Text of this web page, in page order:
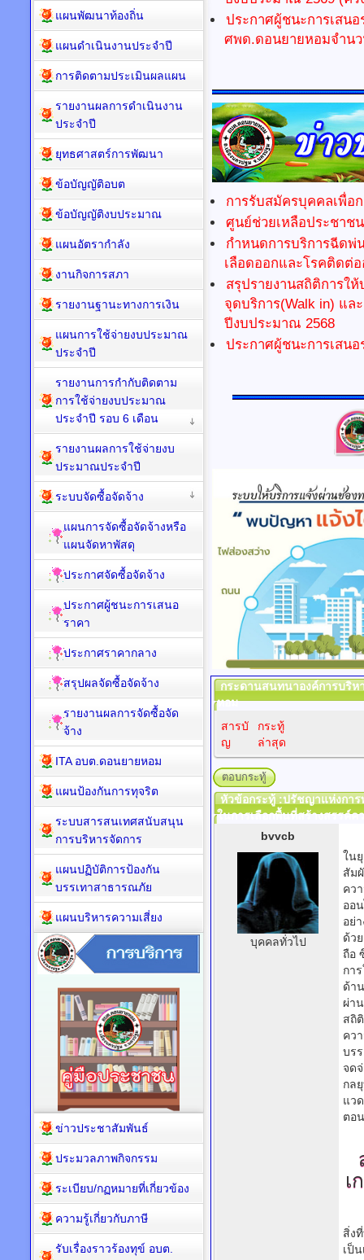
ประกาศผู้ชนะการเสน
ศพด.ดอนยายหอมจำนว
การรับสมัครบุคคลเพื่อ
ศูนย์ช่วยเหลือประชาช
กำหนดการบริการฉีดพ่
เลือดออกและโรคติดต่
สรุปรายงานสถิติการใ
จุดบริการ(Walk in) แล
ปีงบประมาณ 2568
ประกาศผู้ชนะการเสน
กระดานสนทนาองค์การบริห
หอม
สารบั
ญ
กระทู้
ล่าสุด
ตอบกระทู้
หัวข้อกระทู้ :ปรัชญาแห่งการ
ในการเลือกพื้นที่สร้างสรรค์ค
bvvcb
บุคคลทั่วไป
ใน
สัม
คว
ออ
อย่
ด้ว
ถือ
กา
ด้า
ผ่า
สถิ
คว
บร
จด
กล
แว
ตอ
เ
สิ่ง
เป็
แผนพัฒนาท้องถิ่น
แผนดำเนินงานประจำปี
การติดตามประเมินผลแผน
รายงานผลการดำเนินงาน
ประจำปี
ยุทธศาสตร์การพัฒนา
ข้อบัญญัติอบต
ข้อบัญญัติงบประมาณ
แผนอัตรากำลัง
งานกิจการสภา
รายงานฐานะทางการเงิน
แผนการใช้จ่ายงบประมาณ
ประจำปี
รายงานการกำกับติดตาม
การใช้จ่ายงบประมาณ
ประจำปี รอบ 6 เดือน
รายงานผลการใช้จ่ายงบ
ประมาณประจำปี
ระบบจัดซื้อจัดจ้าง
แผนการจัดซื้อจัดจ้างหรือ
แผนจัดหาพัสดุ
ประกาศจัดซื้อจัดจ้าง
ประกาศผู้ชนะการเสนอ
ราคา
ประกาศราคากลาง
สรุปผลจัดซื้อจัดจ้าง
รายงานผลการจัดซื้อจัด
จ้าง
ITA อบต.ดอนยายหอม
แผนป้องกันการทุจริต
ระบบสารสนเทศสนับสนุน
การบริหารจัดการ
แผนปฏิบัติการป้องกัน
บรรเทาสาธารณภัย
แผนบริหารความเสี่ยง
ข่าวประชาสัมพันธ์
ประมวลภาพกิจกรรม
ระเบียบ/กฏหมายที่เกี่ยวข้อง
ความรู้เกี่ยวกับภาษี
รับเรื่องราวร้องทุข์ อบต.